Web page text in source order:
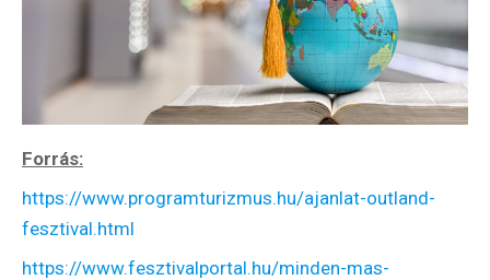
kockázat
Élmény
poszter
Feliratkozom
Forrás:
https://www.programturizmus.hu/ajanlat-outland-
fesztival.html
https://www.fesztivalportal.hu/minden-mas-